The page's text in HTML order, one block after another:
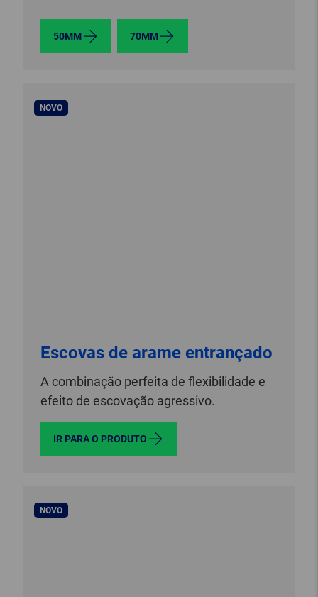
50MM 70MM
NOVO
Escovas de arame entrançado
A combinação perfeita de flexibilidade e
efeito de escovação agressivo.
IR PARA O PRODUTO
NOVO